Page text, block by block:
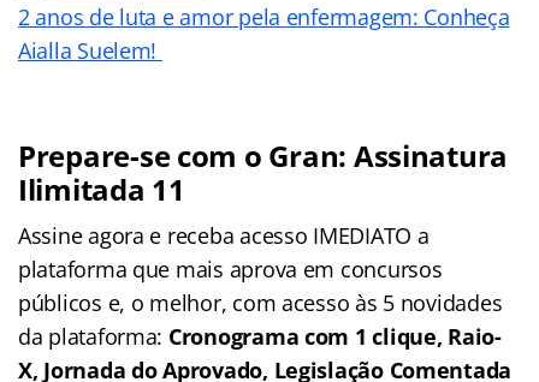
2 anos de luta e amor pela enfermagem: Conheça
Aialla Suelem!
Prepare-se com o Gran: Assinatura
Ilimitada 11
Assine agora e receba acesso IMEDIATO a
plataforma que mais aprova em concursos
públicos e, o melhor, com acesso às 5 novidades
da plataforma: Cronograma com 1 clique, Raio-
X, Jornada do Aprovado, Legislação Comentada